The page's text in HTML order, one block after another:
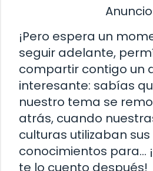
¡Pero espera un
seguir adelante,
compartir contigo un
interesante: sabías
nuestro tema se
atrás, cuando
culturas utilizaban
conocimientos para…
te lo cuento después!